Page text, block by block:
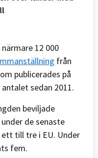
12 000
från
publicerades på
sedan 2011.
beviljade
de senaste
till tre i EU. Under
fem.